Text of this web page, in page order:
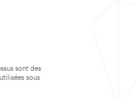
sont des
sous